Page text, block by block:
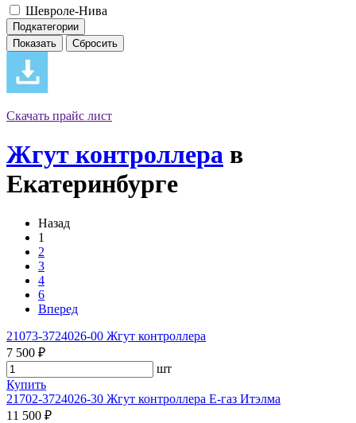
Шевроле-Нива
Подкатегории
Скачать прайс лист
Жгут контроллера в
Екатеринбурге
Назад
1
2
3
4
6
Вперед
21073-3724026-00 Жгут контроллера
7 500 ₽
шт
Купить
21702-3724026-30 Жгут контроллера Е-газ Итэлма
11 500 ₽